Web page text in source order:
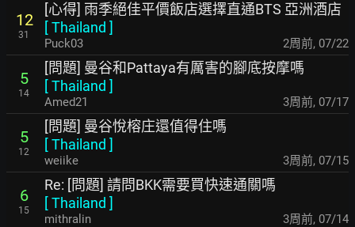
12
31
[心得] 雨季絕佳平價飯店選擇直通BTS 亞洲酒店
[Thailand ]
Puck03 2周前, 07/22
5
14
[問題] 曼谷和Pattaya有厲害的腳底按摩嗎
[Thailand ]
Amed21 3周前, 07/17
5
12
[問題] 曼谷悅榕庄還值得住嗎
[Thailand ]
weiike 3周前, 07/15
6
15
Re: [問題] 請問BKK需要買快速通關嗎
[Thailand ]
mithralin 3周前, 07/14